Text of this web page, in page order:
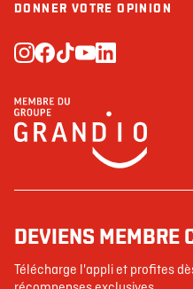
DONNER VOTRE OPINION
DEVIENS MEMBRE
Télécharge l'appli et profites